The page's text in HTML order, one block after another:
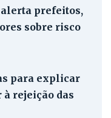
alerta prefeitos,
sobre risco
para explicar
rejeição das